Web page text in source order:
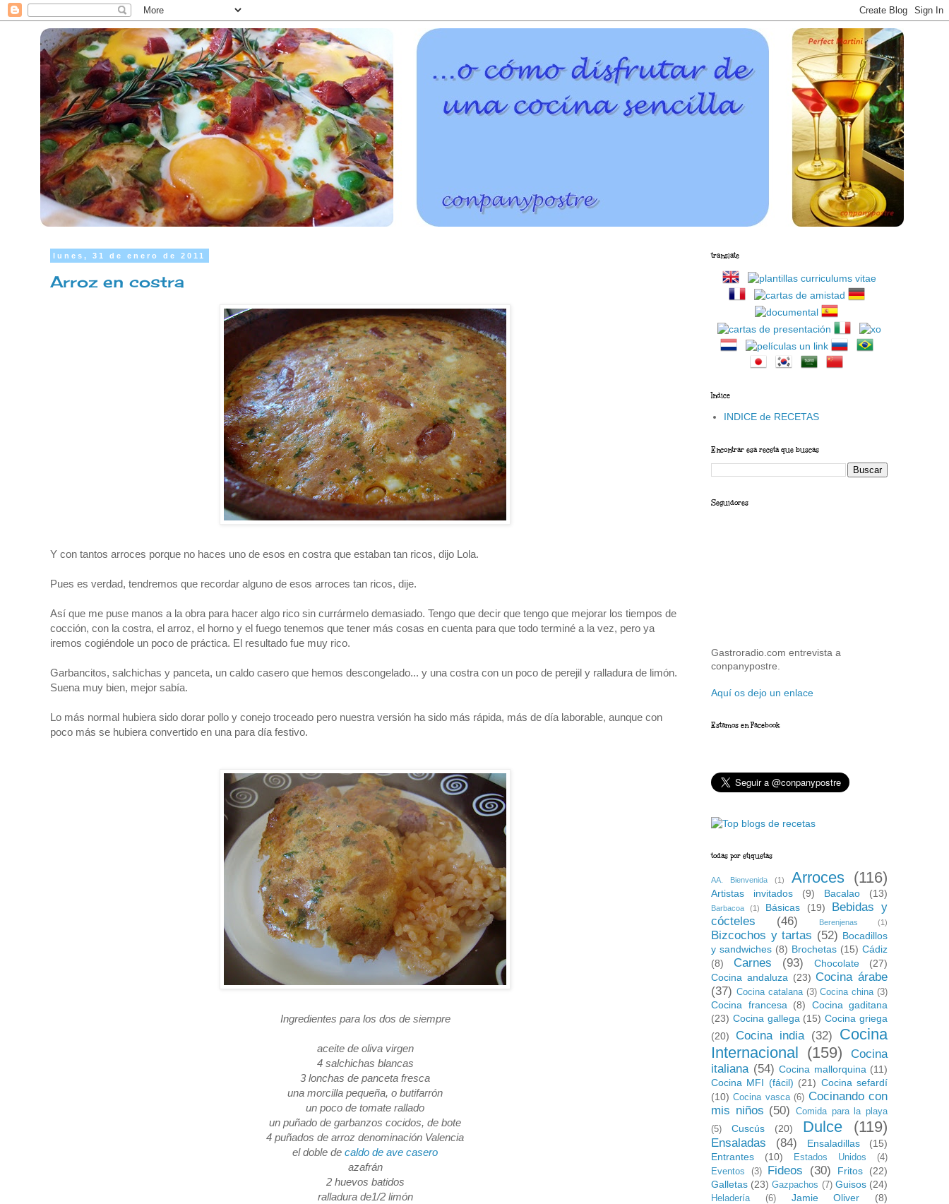
lunes, 31 de enero de 2011
Arroz en costra
Y con tantos arroces porque no haces uno de esos en costra que estaban tan ricos, dijo Lola.
Pues es verdad, tendremos que recordar alguno de esos arroces tan ricos, dije.
Así que me puse manos a la obra para hacer algo rico sin currármelo demasiado. Tengo que decir que tengo que mejorar los tiempos de
cocción, con la costra, el arroz, el horno y el fuego tenemos que tener más cosas en cuenta para que todo terminé a la vez, pero ya
iremos cogiéndole un poco de práctica. El resultado fue muy rico.
Garbancitos, salchichas y panceta, un caldo casero que hemos descongelado... y una costra con un poco de perejil y ralladura de limón.
Suena muy bien, mejor sabía.
Lo más normal hubiera sido dorar pollo y conejo troceado pero nuestra versión ha sido más rápida, más de día laborable, aunque con
poco más se hubiera convertido en una para día festivo.
Ingredientes para los dos de siempre
aceite de oliva virgen
4 salchichas blancas
3 lonchas de panceta fresca
una morcilla pequeña, o butifarrón
un poco de tomate rallado
un puñado de garbanzos cocidos, de bote
4 puñados de arroz denominación Valencia
el doble de caldo de ave casero
azafrán
2 huevos batidos
ralladura de1/2 limón
translate
Indice
INDICE de RECETAS
Encontrar esa receta que buscas
Seguidores
Gastroradio.com entrevista a
conpanypostre.
Aquí os dejo un enlace
Estamos en Facebook
todas por etiquetas
AA. Bienvenida (1) Arroces (116)
Artistas invitados (9) Bacalao (13)
Barbacoa (1) Básicas (19)
Bebidas y
cócteles
(46) Berenjenas (1)
Bizcochos y tartas (52) Bocadillos
y sandwiches (8) Brochetas (15) Cádiz
(8)
Carnes (93) Chocolate
(27)
Cocina andaluza (23) Cocina árabe
(37) Cocina catalana (3) Cocina china (3)
Cocina francesa (8)
Cocina gaditana
(23) Cocina gallega (15) Cocina griega
(20)
Cocina india (32)
Cocina
Internacional (159)
Cocina
italiana (54) Cocina mallorquina (11)
Cocina MFI (fácil) (21) Cocina sefardí
(10) Cocina vasca (6) Cocinando con
mis niños (50)
Comida para la playa
(5)
Cuscús (20) Dulce (119)
Ensaladas (84) Ensaladillas
(15)
Entrantes
(10) Estados Unidos
(4)
Eventos
(3) Fideos (30) Fritos
(22)
Galletas (23) Gazpachos (7) Guisos (24)
Heladería (6) Jamie Oliver (8)